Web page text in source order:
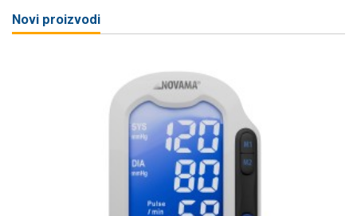
Novi proizvodi